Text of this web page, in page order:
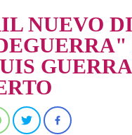
NUEVO